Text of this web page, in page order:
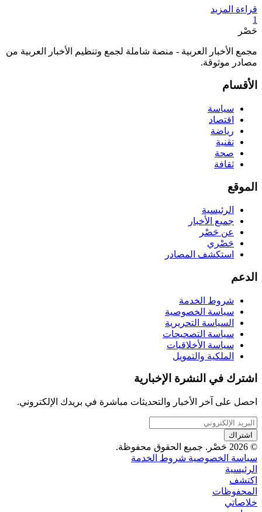
قراءة المزيد
1
حَصْر
مجمع الأخبار العربية - منصة شاملة لجمع وتنظيم الأخبار العربية من
مصادر موثوقة.
الأقسام
سياسة
اقتصاد
رياضة
تقنية
صحة
ثقافة
الموقع
الرئيسية
جميع الأخبار
عن حَصْر
حَصْري
استكشف المصادر
الدعم
شروط الخدمة
سياسة الخصوصية
السياسة التحريرية
سياسة التصحيحات
سياسة الأخلاقيات
الملكية والتمويل
اشترك في النشرة الإخبارية
احصل على آخر الأخبار والتحديثات مباشرة في بريدك الإلكتروني.
اشتراك
© 2026 حَصْر. جميع الحقوق محفوظة.
سياسة الخصوصية شروط الخدمة
الرئيسية
اكتشف
المحفوظات
خلاصاتي